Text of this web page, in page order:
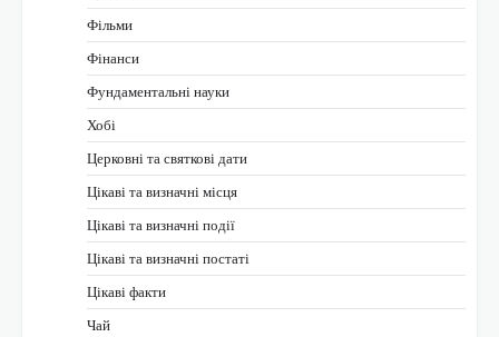
Фільми
Фінанси
Фундаментальні науки
Хобі
Церковні та святкові дати
Цікаві та визначні місця
Цікаві та визначні події
Цікаві та визначні постаті
Цікаві факти
Чай